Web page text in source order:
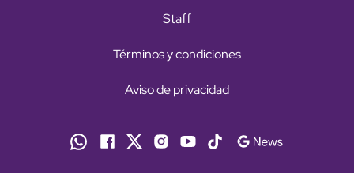
Staff
Términos y condiciones
Aviso de privacidad